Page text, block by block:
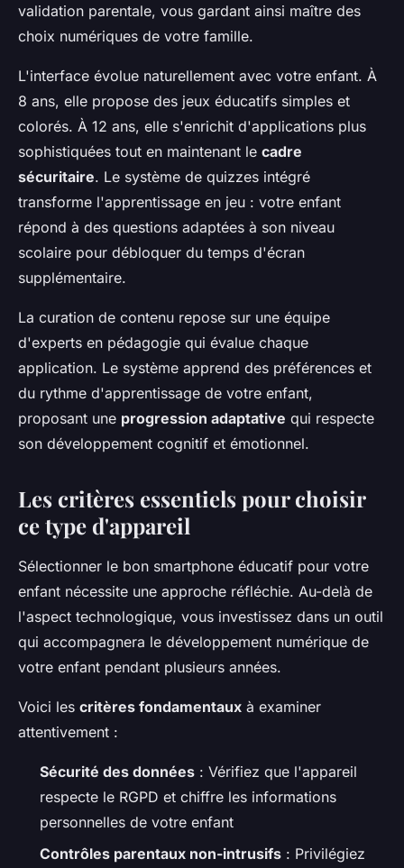
validation parentale, vous gardant ainsi maître des
choix numériques de votre famille.
L'interface évolue naturellement avec votre enfant. À
8 ans, elle propose des jeux éducatifs simples et
colorés. À 12 ans, elle s'enrichit d'applications plus
sophistiquées tout en maintenant le cadre
sécuritaire. Le système de quizzes intégré
transforme l'apprentissage en jeu : votre enfant
répond à des questions adaptées à son niveau
scolaire pour débloquer du temps d'écran
supplémentaire.
La curation de contenu repose sur une équipe
d'experts en pédagogie qui évalue chaque
application. Le système apprend des préférences et
du rythme d'apprentissage de votre enfant,
proposant une progression adaptative qui respecte
son développement cognitif et émotionnel.
Les critères essentiels pour choisir
ce type d'appareil
Sélectionner le bon smartphone éducatif pour votre
enfant nécessite une approche réfléchie. Au-delà de
l'aspect technologique, vous investissez dans un outil
qui accompagnera le développement numérique de
votre enfant pendant plusieurs années.
Voici les critères fondamentaux à examiner
attentivement :
Sécurité des données : Vérifiez que l'appareil
respecte le RGPD et chiffre les informations
personnelles de votre enfant
Contrôles parentaux non-intrusifs : Privilégiez